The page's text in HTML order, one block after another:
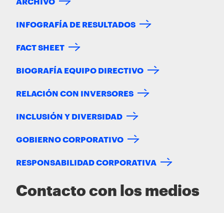
INFOGRAFÍA DE RESULTADOS
FACT SHEET
BIOGRAFÍA EQUIPO DIRECTIVO
RELACIÓN CON INVERSORES
INCLUSIÓN Y DIVERSIDAD
GOBIERNO CORPORATIVO
RESPONSABILIDAD CORPORATIVA
Contacto con los medios